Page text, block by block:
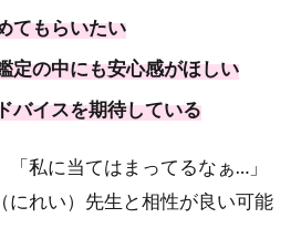
てもらいたい
定の中にも安心感がほしい
バイスを期待している
「私に当てはまってるなぁ…」
にれい）先生と相性が良い可能